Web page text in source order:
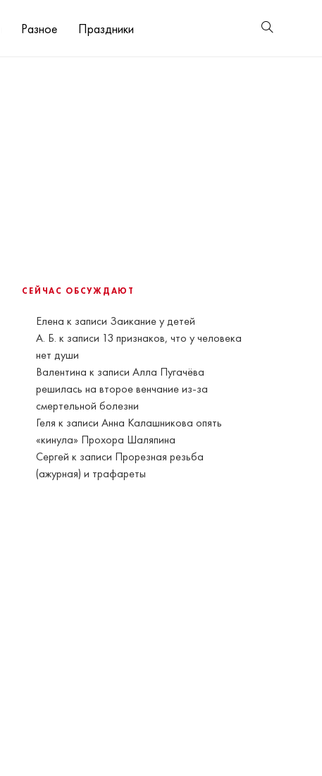
Разное Праздники
СЕЙЧАС ОБСУЖДАЮТ
Елена к записи Заикание у детей
А. Б. к записи 13 признаков, что у человека
нет души
Валентина к записиАлла Пугачёва
решилась на второе венчание из-за
смертельной болезни
Геля к записиАнна Калашникова опять
«кинула» Прохора Шаляпина
Сергей к записи Прорезная резьба
(ажурная) и трафареты